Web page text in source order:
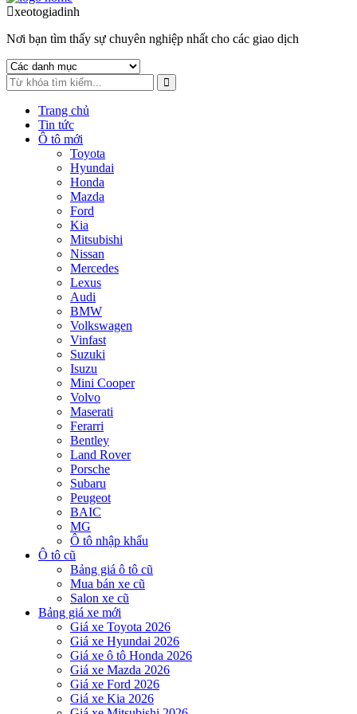
to
toxeotogiadinh
Nơi bạn tìm thấy sự chuyên nghiệp nhất cho các giao dịch
Trang chủ
Tin tức
Ô tô mới
Toyota
Hyundai
Honda
Mazda
Ford
Kia
Mitsubishi
Nissan
Mercedes
Lexus
Audi
BMW
Volkswagen
Vinfast
Suzuki
Isuzu
Mini Cooper
Volvo
Maserati
Ferarri
Bentley
Land Rover
Porsche
Subaru
Peugeot
BAIC
MG
Ô tô nhập khẩu
Ô tô cũ
Bảng giá ô tô cũ
Mua bán xe cũ
Salon xe cũ
Bảng giá xe mới
Giá xe Toyota 2026
Giá xe Hyundai 2026
Giá xe ô tô Honda 2026
Giá xe Mazda 2026
Giá xe Ford 2026
Giá xe Kia 2026